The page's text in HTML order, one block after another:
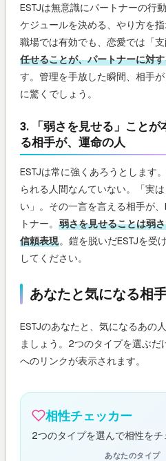
ESTJは無意識にパートナーの行
ケジュールを決める、やり方を指
職場では有効でも、恋愛では「支
任せることが、パートナーに対
す。管理を手放した瞬間、相手
に驚くでしょう。
3. 「弱さを見せる」こと
る相手が、運命の人
ESTJは常に強くあろうとします
られる人間なんていない。「実
い」。その一言を言える相手が
トナー。 弱さを見せることは弱
信頼表現。鎧を脱いだESTJを受
してください。
あなたと気になる相
ESTJのあなたと、気になるあの
ましょう。2つのタイプを選ぶ
へのリンクが表示されます。
相性チェッカー
2つのタイプを選んで相性をチ
あなたのタイプ